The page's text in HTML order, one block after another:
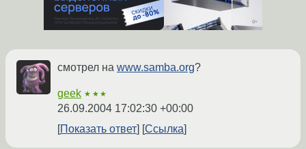
смотрел на www.samba.org?
geek ★★★
26.09.2004 17:02:30 +00:00
Показать ответ
Ссылка